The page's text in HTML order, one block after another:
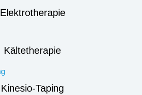
Elektrotherapie
Kältetherapie
Kinesio-Taping